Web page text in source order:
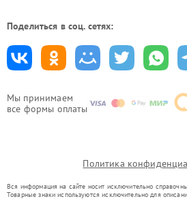
Мы принимаем
все формы оплаты
Поделиться в соц. сетях:
Политика
Вся информация на сайте носит исключительно
Товарные знаки используются исключительно для